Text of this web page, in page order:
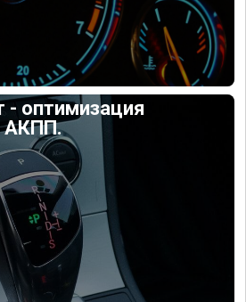
- оптимизация
АКПП.